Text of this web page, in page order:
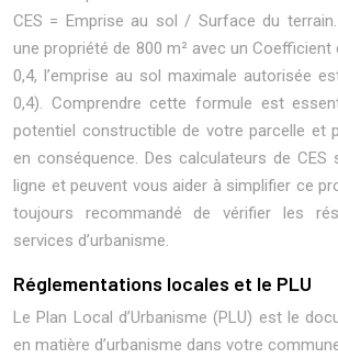
CES = Emprise au sol / Surface du
une propriété de 800 m² avec un Coefficient
0,4, l’emprise au sol maximale autorisée
0,4). Comprendre cette formule est
potentiel constructible de votre parcelle et
en conséquence. Des calculateurs de CES
ligne et peuvent vous aider à simplifier ce
toujours recommandé de vérifier les
services d’urbanisme.
Réglementations locales et le PLU
Le Plan Local d’Urbanisme (PLU) est le
en matière d’urbanisme dans votre